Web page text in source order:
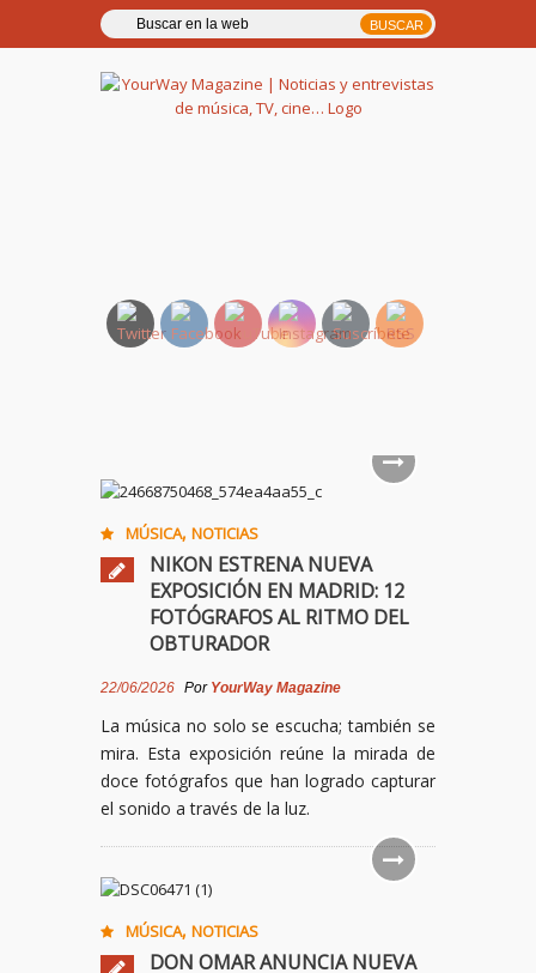
MÚSICA, NOTICIAS
NIKON ESTRENA NUEVA
EXPOSICIÓN EN MADRID: 12
FOTÓGRAFOS AL RITMO DEL
OBTURADOR
22/06/2026 Por YourWay Magazine
La música no solo se escucha; también se
mira. Esta exposición reúne la mirada de
doce fotógrafos que han logrado capturar
el sonido a través de la luz.
MÚSICA, NOTICIAS
DON OMAR ANUNCIA NUEVA